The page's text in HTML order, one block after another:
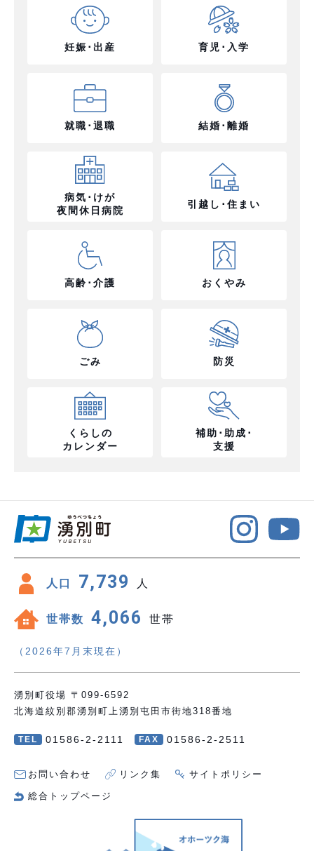
妊娠･出産 育児･入学
就職･退職 結婚･離婚
病気･けが
夜間休日病院
引越し･住まい
高齢･介護 おくやみ
ごみ 防災
くらしの
カレンダー
補助･助成･
支援
人口 7,739 人
世帯数 4,066 世帯
（2026年7月末現在）
湧別町役場 〒099-6592
北海道紋別郡湧別町上湧別屯田市街地318番地
TEL 01586-2-2111 FAX 01586-2-2511
お問い合わせ リンク集 サイトポリシー
総合トップページ